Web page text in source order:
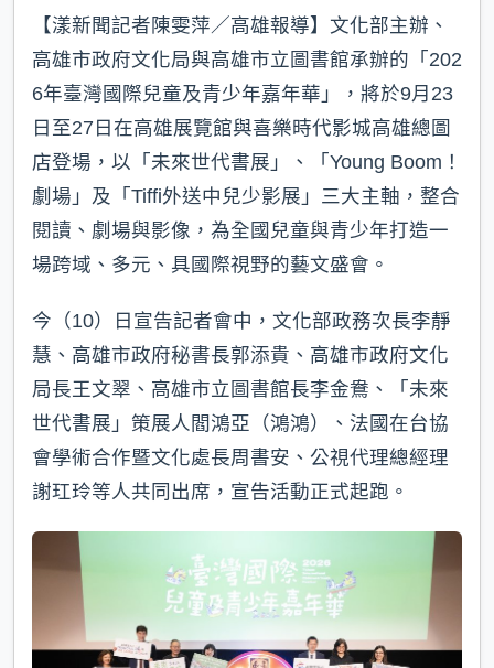
【漾新聞記者陳雯萍／高雄報導】文化部主辦、
高雄市政府文化局與高雄市立圖書館承辦的「202
6年臺灣國際兒童及青少年嘉年華」，將於9月23
日至27日在高雄展覽館與喜樂時代影城高雄總圖
店登場，以「未來世代書展」、「Young Boom！
劇場」及「Tiffi外送中兒少影展」三大主軸，整合
閱讀、劇場與影像，為全國兒童與青少年打造一
場跨域、多元、具國際視野的藝文盛會。
今（10）日宣告記者會中，文化部政務次長李靜
慧、高雄市政府秘書長郭添貴、高雄市政府文化
局長王文翠、高雄市立圖書館長李金鴦、「未來
世代書展」策展人閻鴻亞（鴻鴻）、法國在台協
會學術合作暨文化處長周書安、公視代理總經理
謝玒玲等人共同出席，宣告活動正式起跑。